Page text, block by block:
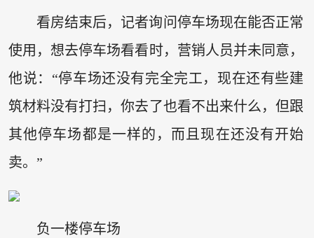
看房结束后，记者询问停车场现在能否正常
使用，想去停车场看看时，营销人员并未同意，
他说：“停车场还没有完全完工，现在还有些建
筑材料没有打扫，你去了也看不出来什么，但跟
其他停车场都是一样的，而且现在还没有开始
卖。”
负一楼停车场